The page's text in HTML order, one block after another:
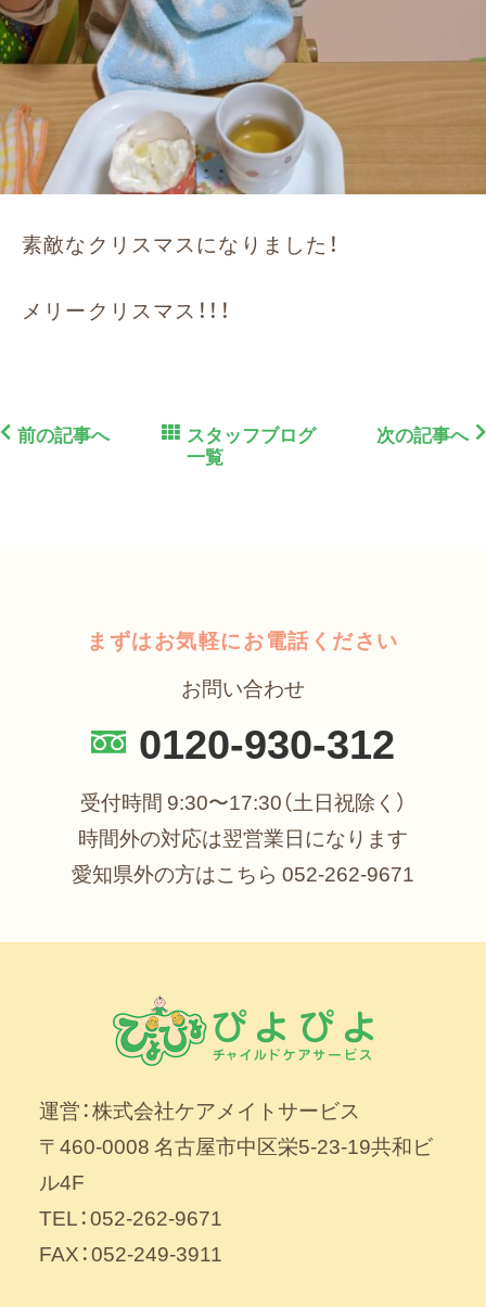
素敵なクリスマスになりました！
メリークリスマス！！！
前の記事へ
スタッフブログ
一覧
次の記事へ
まずはお気軽にお電話ください
お問い合わせ
0120-930-312
受付時間 9:30〜17:30（土日祝除く）
時間外の対応は翌営業日になります
愛知県外の方はこちら 052-262-9671
運営：株式会社ケアメイトサービス
〒460-0008 名古屋市中区栄5-23-19共和ビ
ル4F
TEL：052-262-9671
FAX：052-249-3911